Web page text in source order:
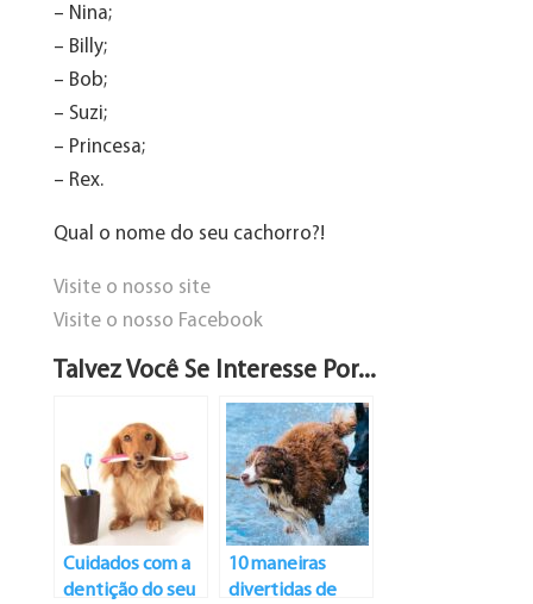
– Nina;
– Billy;
– Bob;
– Suzi;
– Princesa;
– Rex.
Qual o nome do seu cachorro?!
Visite o nosso site
Visite o nosso Facebook
Talvez Você Se Interesse Por...
Cuidados com a
dentição do seu
10 maneiras
divertidas de